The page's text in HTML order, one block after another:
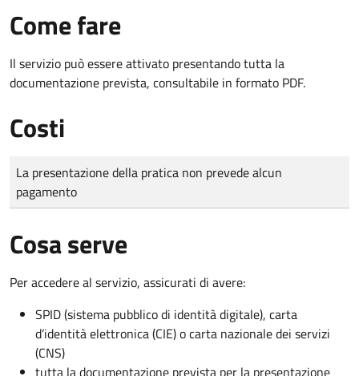
Come fare
Il servizio può essere attivato presentando tutta la
documentazione prevista, consultabile in formato PDF.
Costi
Tipo di pagamento
Importo
La presentazione della pratica non prevede alcun
pagamento
Cosa serve
Per accedere al servizio, assicurati di avere:
SPID (sistema pubblico di identità digitale), carta
d’identità elettronica (CIE) o carta nazionale dei servizi
(CNS)
tutta la documentazione prevista per la presentazione